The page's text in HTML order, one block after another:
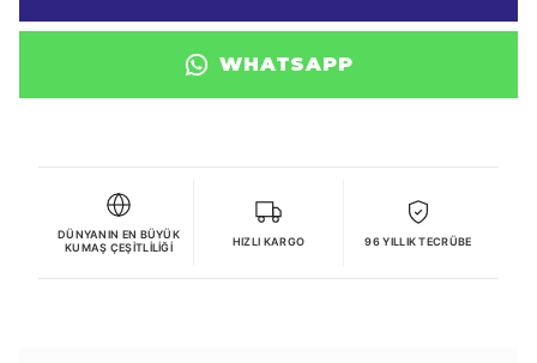
WHATSAPP
DÜNYANIN EN BÜYÜK
KUMAŞ ÇEŞITLILIĞI
HIZLI KARGO 96 YILLIK TECRÜBE